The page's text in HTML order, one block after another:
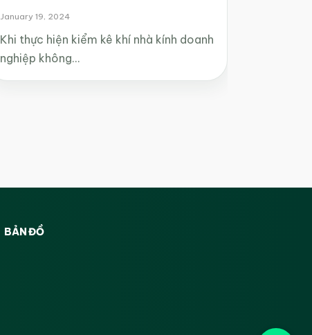
January 19, 2024
Khi thực hiện kiểm kê khí nhà kính doanh
nghiệp không…
BẢN ĐỒ